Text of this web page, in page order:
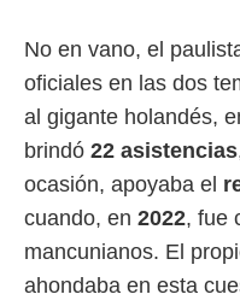
datos
momento
en
No en vano, el
oficiales en las dos
al gigante holandés,
brindó 22 asistencias
ocasión, apoyaba el
cuando, en 2022, fue
mancunianos. El
ahondaba en esta